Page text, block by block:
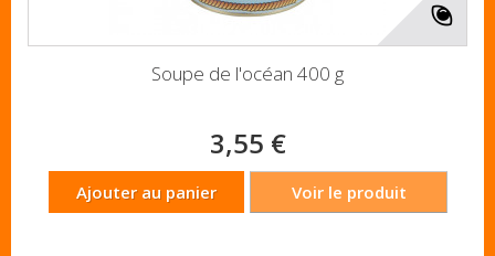
Soupe de l'océan 400 g
3,55 €
Ajouter au panier Voir le produit